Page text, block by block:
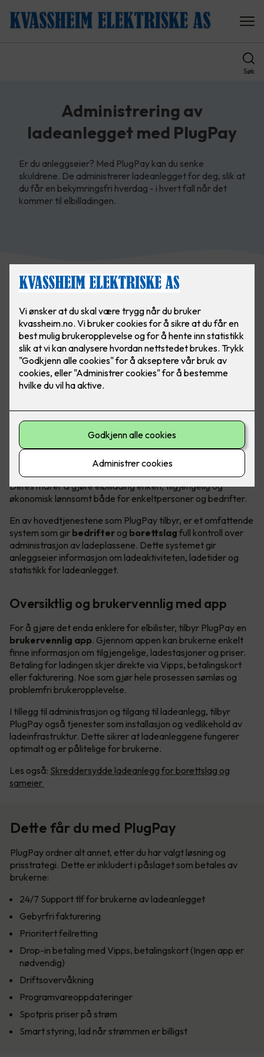
Søk
Administrering av
ladeanlegget med PlugPay
Er du anleggseier? Med PlugPay kan du senke
skuldrene. De administrerer ladeanlegget for deg, slik at
du får en bekymringsfri hverdag - i hvert fall når det
kommer til elbilladingen.
PlugPay er en kompetent og sikker løsning for deg som
En komplett operatør av ladeanlegg
PlugPay er en norsk ladeoperatør som
spesialiserer seg på administrering av ladeanlegg for elbiler.
Deres mål er å gjøre elbillading enkelt, tilgjengelig og
økonomisk lønnsomt både for enkeltpersoner og bedrifter.
En av hovedtjenestene som PlugPay tilbyr, er et omfattende
system som gir bedrifter og borettslag full kontroll over
administrasjon av ladeplassene. Dette systemet gir
anleggseier informasjon om ladeaktiviteten, ladetider og
statistikk for ladeanlegget.
Oversiktlig og brukervennlig med app
For å gjøre det enda enklere for elbilister, tilbyr PlugPay en
brukervennlig app. Gjennom appen kan brukerne enkelt
finne informasjon om tilgjengelige, ladestasjoner og priser.
Betaling for ladingen skjer direkte via Vipps, betalingskort
eller fakturering. Noe som gjør hele prosessen sømløs og
problemfri brukeropplevelse.
I tillegg til administrasjon og tilgang til ladeanlegg, tilbyr
PlugPay også tjenester som installasjon og vedlikehold av
ladeinfrastruktur. Dette sikrer at ladeanleggene fungerer
optimalt og er pålitelige for brukerne.
Les også: Skreddersydde ladeanlegg for borettslag og
sameier
Dette får du med PlugPay
PlugPay ordner alt annet, etter du har valgt løsning og
prisstrategi. Dette er inkludert i påslaget som betales av
brukerne:
24/7 Support tlf for brukerne av ladeanlegget
Gebyrfri fakturering
Prioritert feilretting
Drop-in betaling med Vipps, betalingskort (Ingen app er
nødvendig)
Driftsovervåkning
Programvareoppdateringer
Spotpris priser på strøm
Smart styring, lad når strømmen er billigst